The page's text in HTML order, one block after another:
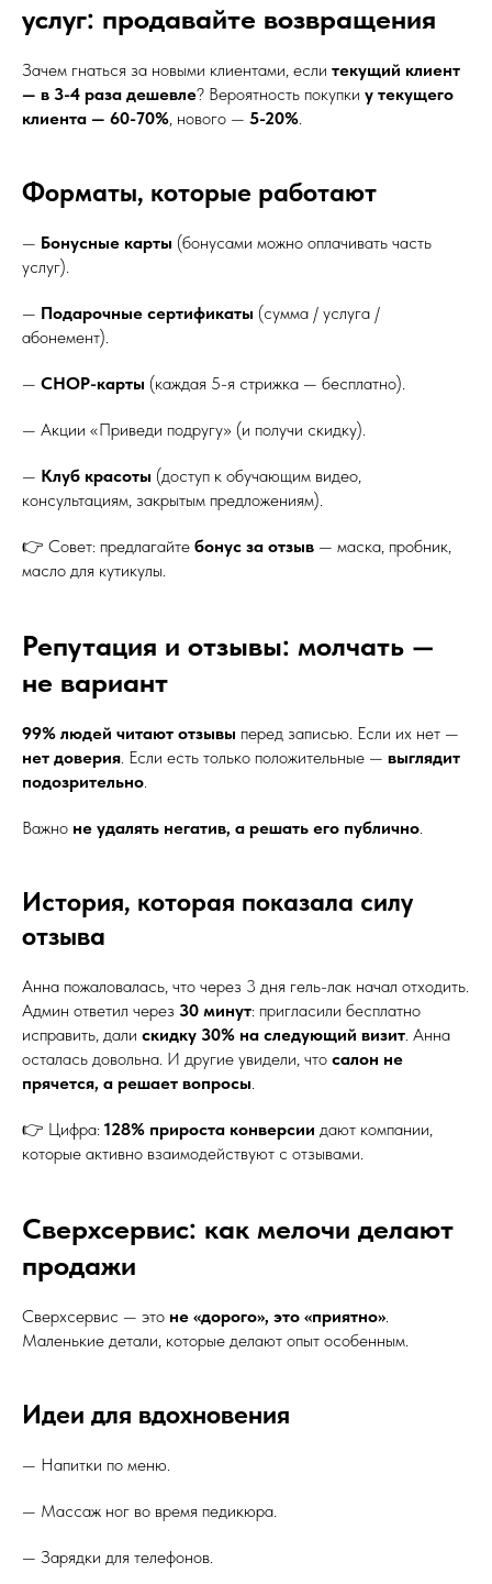
услуг: продавайте возвращения
Зачем гнаться за новыми клиентами, если текущий клиент
— в 3-4 раза дешевле? Вероятность покупки у текущего
клиента — 60-70%, нового — 5-20%.
Форматы, которые работают
— Бонусные карты (бонусами можно оплачивать часть
услуг).
— Подарочные сертификаты (сумма / услуга /
абонемент).
— CHOP-карты (каждая 5-я стрижка — бесплатно).
— Акции «Приведи подругу» (и получи скидку).
— Клуб красоты (доступ к обучающим видео,
консультациям, закрытым предложениям).
👉 Совет: предлагайте бонус за отзыв — маска, пробник,
масло для кутикулы.
Репутация и отзывы: молчать —
не вариант
99% людей читают отзывы перед записью. Если их нет —
нет доверия. Если есть только положительные — выглядит
подозрительно.
Важно не удалять негатив, а решать его публично.
История, которая показала силу
отзыва
Анна пожаловалась, что через 3 дня гель-лак начал отходить.
Админ ответил через 30 минут: пригласили бесплатно
исправить, дали скидку 30% на следующий визит. Анна
осталась довольна. И другие увидели, что салон не
прячется, а решает вопросы.
👉 Цифра: 128% прироста конверсии дают компании,
которые активно взаимодействуют с отзывами.
Сверхсервис: как мелочи делают
продажи
Сверхсервис — это не «дорого», это «приятно».
Маленькие детали, которые делают опыт особенным.
Идеи для вдохновения
— Напитки по меню.
— Массаж ног во время педикюра.
— Зарядки для телефонов.